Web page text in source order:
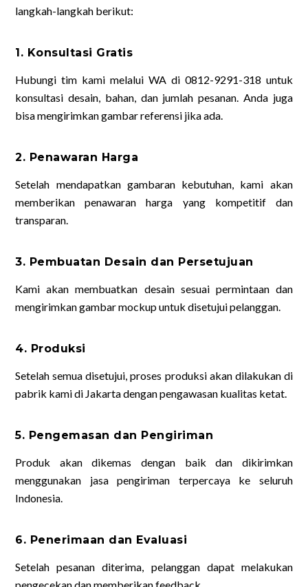
langkah-langkah berikut:
1. Konsultasi Gratis
Hubungi tim kami melalui WA di 0812-9291-318 untuk
konsultasi desain, bahan, dan jumlah pesanan. Anda juga
bisa mengirimkan gambar referensi jika ada.
2. Penawaran Harga
Setelah mendapatkan gambaran kebutuhan, kami akan
memberikan penawaran harga yang kompetitif dan
transparan.
3. Pembuatan Desain dan Persetujuan
Kami akan membuatkan desain sesuai permintaan dan
mengirimkan gambar mockup untuk disetujui pelanggan.
4. Produksi
Setelah semua disetujui, proses produksi akan dilakukan di
pabrik kami di Jakarta dengan pengawasan kualitas ketat.
5. Pengemasan dan Pengiriman
Produk akan dikemas dengan baik dan dikirimkan
menggunakan jasa pengiriman terpercaya ke seluruh
Indonesia.
6. Penerimaan dan Evaluasi
Setelah pesanan diterima, pelanggan dapat melakukan